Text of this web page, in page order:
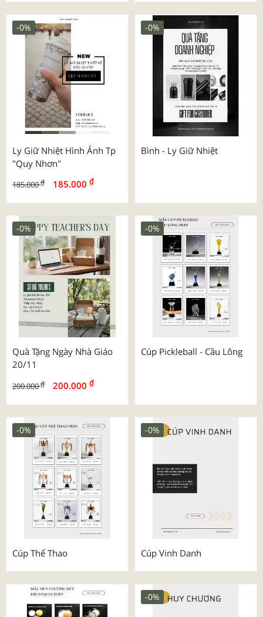
Ly Giữ Nhiệt Hình Ảnh Tp
"quy Nhơn"
185.000₫ 185.000 ₫
-0%
Bình - Ly Giữ Nhiệt
-0%
Quà Tặng Ngày Nhà Giáo
20/11
200.000₫ 200.000 ₫
-0%
Cúp Pickleball - Cầu Lông
-0%
Cúp Thể Thao
-0%
Cúp Vinh Danh
-0%
-0%